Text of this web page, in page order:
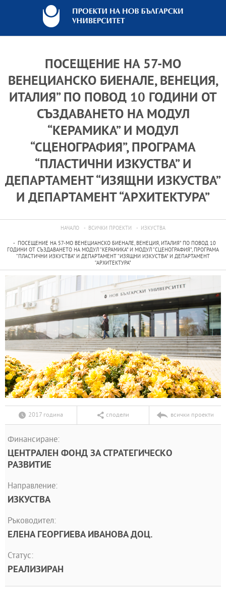
ПОСЕЩЕНИЕ НА 57-МО
ВЕНЕЦИАНСКО БИЕНАЛЕ, ВЕНЕЦИЯ,
ИТАЛИЯ” ПО ПОВОД 10 ГОДИНИ ОТ
СЪЗДАВАНЕТО НА МОДУЛ
“КЕРАМИКА” И МОДУЛ
“СЦЕНОГРАФИЯ”, ПРОГРАМА
“ПЛАСТИЧНИ ИЗКУСТВА” И
ДЕПАРТАМЕНТ “ИЗЯЩНИ ИЗКУСТВА”
И ДЕПАРТАМЕНТ “АРХИТЕКТУРА”
НАЧАЛО ВСИЧКИ ПРОЕКТИ ИЗКУСТВА
ПОСЕЩЕНИЕ НА 57-МО ВЕНЕЦИАНСКО БИЕНАЛЕ, ВЕНЕЦИЯ, ИТАЛИЯ” ПО ПОВОД 10
ГОДИНИ ОТ СЪЗДАВАНЕТО НА МОДУЛ “КЕРАМИКА” И МОДУЛ “СЦЕНОГРАФИЯ”, ПРОГРАМА
“ПЛАСТИЧНИ ИЗКУСТВА” И ДЕПАРТАМЕНТ “ИЗЯЩНИ ИЗКУСТВА” И ДЕПАРТАМЕНТ
“АРХИТЕКТУРА”
2017 година сподели всички проекти
Финансиране:
ЦЕНТРАЛЕН ФОНД ЗА СТРАТЕГИЧЕСКО
РАЗВИТИЕ
Направление:
ИЗКУСТВА
Ръководител:
ЕЛЕНА ГЕОРГИЕВА ИВАНОВА ДОЦ.
Статус:
РЕАЛИЗИРАН